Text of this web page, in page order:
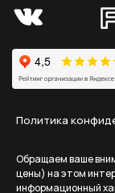
Политика
Обращаем ваше
цены) на этом
информационный